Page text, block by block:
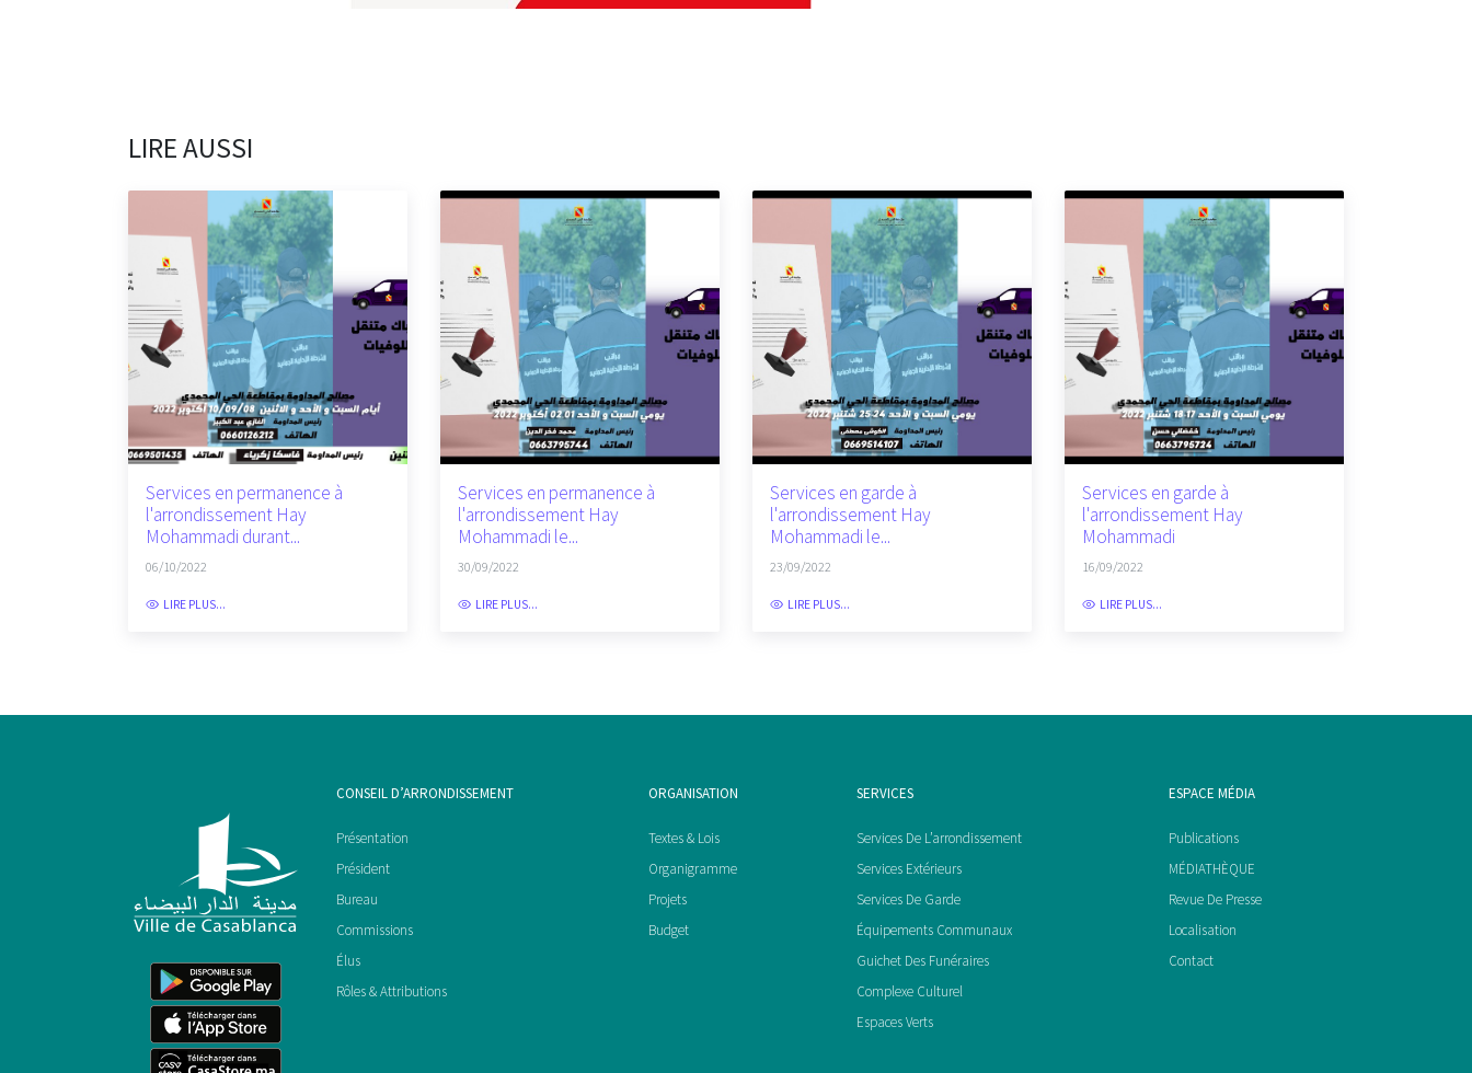
LIRE AUSSI
Services en permanence à
l'arrondissement Hay
Mohammadi durant...
06/10/2022
LIRE PLUS...
Services en permanence à
l'arrondissement Hay
Mohammadi le...
30/09/2022
LIRE PLUS...
Services en garde à
l'arrondissement Hay
Mohammadi le...
23/09/2022
LIRE PLUS...
Services en garde à
l'arrondissement Hay
Mohammadi
16/09/2022
LIRE PLUS...
CONSEIL D’ARRONDISSEMENT
Présentation
Président
Bureau
Commissions
Élus
Rôles & Attributions
ORGANISATION
Textes & Lois
Organigramme
Projets
Budget
SERVICES
Services De L’arrondissement
Services Extérieurs
Services De Garde
Équipements Communaux
Guichet Des Funéraires
Complexe Culturel
Espaces Verts
ESPACE MÉDIA
Publications
MÉDIATHÈQUE
Revue De Presse
Localisation
Contact